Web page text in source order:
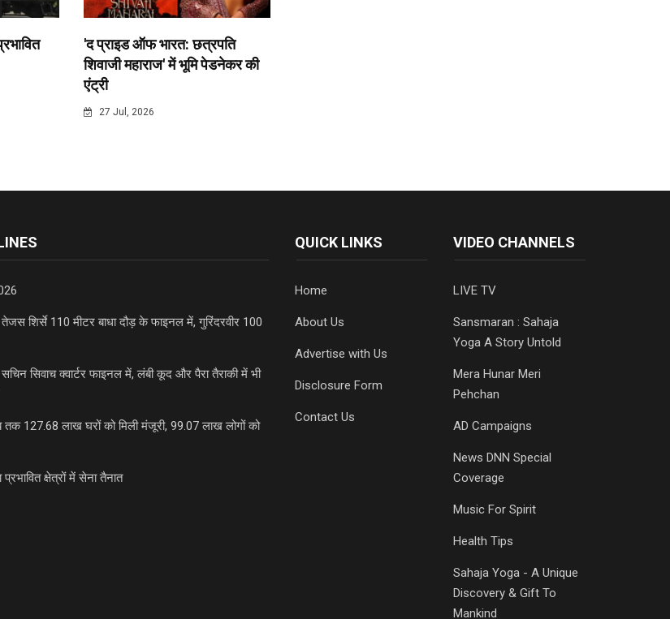
'द प्राइड ऑफ भारत: छत्रपति
शिवाजी महाराज' में भूमि पेडनेकर की
एंट्री
27 Jul, 2026
शिर्से 110 मीटर बाधा दौड़ के फाइनल में, गुरिंदरवीर 100
सिवाच क्वार्टर फाइनल में, लंबी कूद और पैरा तैराकी में भी
127.68 लाख घरों को मिली मंजूरी, 99.07 लाख लोगों को
क्षेत्रों में सेना तैनात
QUICK LINKS
Home
About Us
Advertise with Us
Disclosure Form
Contact Us
VIDEO CHANNELS
LIVE TV
Sansmaran : Sahaja
Yoga A Story Untold
Mera Hunar Meri
Pehchan
AD Campaigns
News DNN Special
Coverage
Music For Spirit
Health Tips
Sahaja Yoga - A Unique
Discovery & Gift To
Mankind